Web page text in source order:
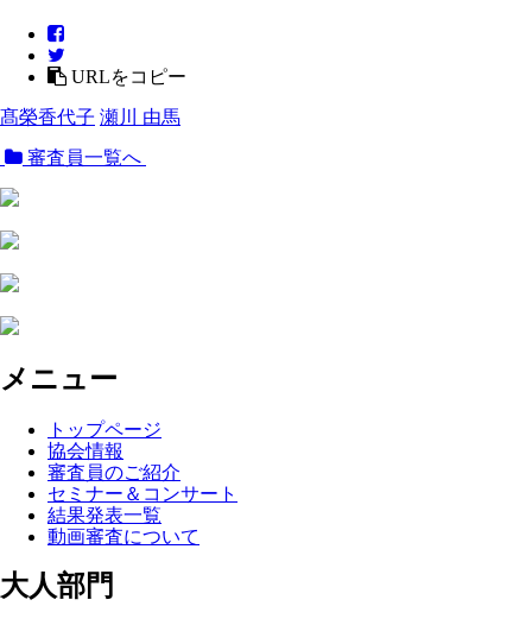
URLをコピー
髙榮香代子 瀬川 由馬
審査員一覧へ
メニュー
トップページ
協会情報
審査員のご紹介
セミナー＆コンサート
結果発表一覧
動画審査について
大人部門